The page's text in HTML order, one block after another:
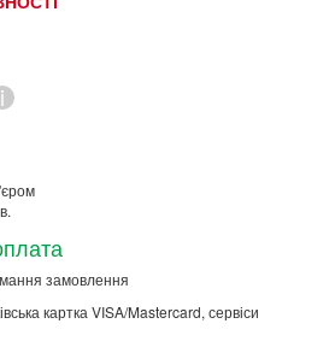
i
замовлення
картка VISA/Mastercard, сервіси